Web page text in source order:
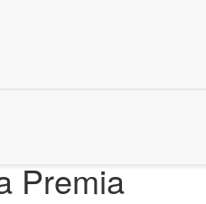
Premia